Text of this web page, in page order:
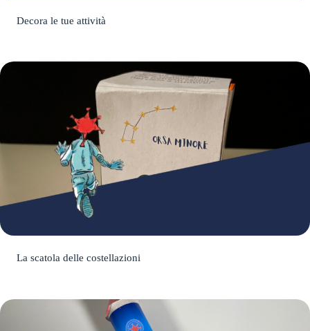
Decora le tue attività
La scatola delle costellazioni